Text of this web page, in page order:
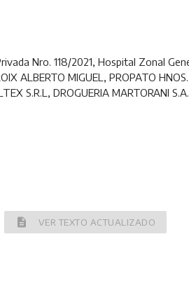
Nro. 118/2021, Hospital Zonal
ALBERTO MIGUEL, PROPATO
S.R.L, DROGUERIA MARTORANI
description VER TEXTO ACTUALIZADO